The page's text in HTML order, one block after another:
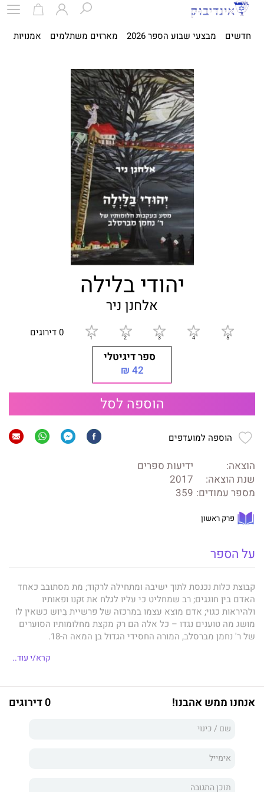
חדשים מבצעי שבוע הספר 2026 מארזים משתלמים אמנויות
יהודי בלילה
אלחנן ניר
0 דירוגים
ספר דיגיטלי
42 ₪
הוספה לסל
הוספה למועדפים
הוצאה:
ידיעות ספרים
שנת הוצאה:
2017
מספר עמודים: 359
פרק ראשון
על הספר
קבוצת כלות נכנסת לתוך ישיבה ומתחילה לרקוד; מת מסתובב כאחד
האדם בין חוגגים; רב שמחליט כי עליו לגלח את זקנו ופאותיו
ולהיראות כגוי; אדם מוצא עצמו במרכזה של פרשיית בִּיוש כשאין לו
מושג מה טוענים נגדו – כל אלה הם רק מקצת מחלומותיו הסוערים
של ר' נחמן מברסלב, המורה החסידי הגדול בן המאה ה-18.
להמונים המוצאים בה מענה למצוקותיהם הקיומיות והנפשיות
ולשאלות של זהות שאינן מרפות. אך העולם החידתי והתוסס של
– לא זכה עד כה להתייחסות שיטתית.
העלום, לפרש אותו ולהעמיק בו. זהו ספר העוסק בחיפוש האדם אחר
קרא/י עוד..
אנחנו ממש אהבנו! 0 דירוגים